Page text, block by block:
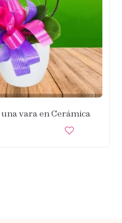
vara en Cerámica